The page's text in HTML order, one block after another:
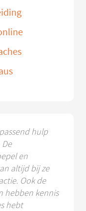
hulp
en
altijd bij ze
Ook de
hebben kennis
hebt